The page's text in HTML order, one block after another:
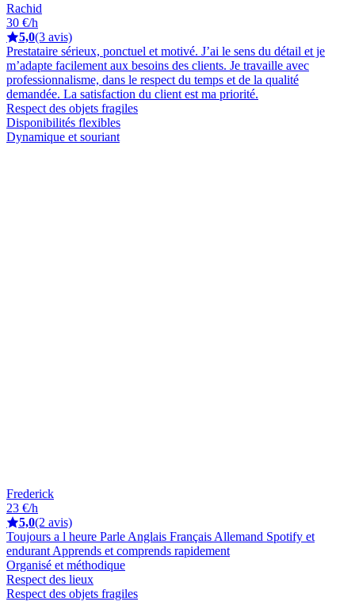
Rachid
30 €/h
5,0(3 avis)
Prestataire sérieux, ponctuel et motivé. J’ai le sens du détail et je
m’adapte facilement aux besoins des clients. Je travaille avec
professionnalisme, dans le respect du temps et de la qualité
demandée. La satisfaction du client est ma priorité.
Respect des objets fragiles
Disponibilités flexibles
Dynamique et souriant
Frederick
23 €/h
5,0(2 avis)
Toujours a l heure Parle Anglais Français Allemand Spotify et
endurant Apprends et comprends rapidement
Organisé et méthodique
Respect des lieux
Respect des objets fragiles